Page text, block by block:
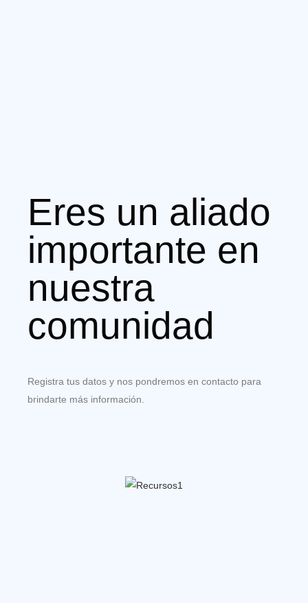
Eres un aliado
importante en
nuestra
comunidad
Registra tus datos y nos pondremos en contacto para
brindarte más información.